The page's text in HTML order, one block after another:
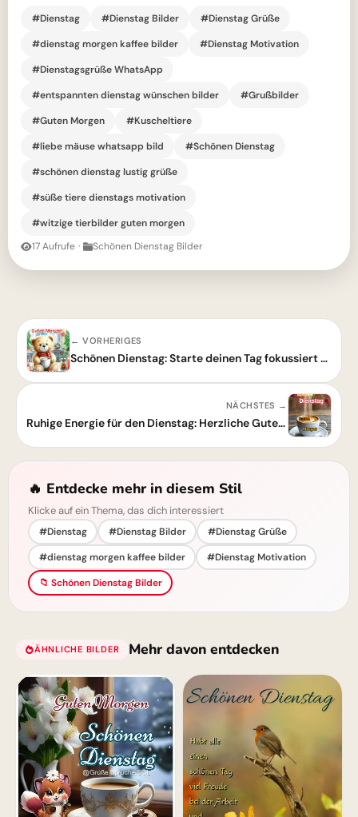
#Dienstag #Dienstag Bilder
#Dienstag Grüße
#dienstag morgen kaffee bilder
#Dienstag Motivation
#Dienstagsgrüße WhatsApp
#entspannten dienstag wünschen bilder
#Grußbilder
#Guten Morgen
#Kuscheltiere
#liebe mäuse whatsapp bild
#Schönen Dienstag
#schönen dienstag lustig grüße
#süße tiere dienstags motivation
#witzige tierbilder guten morgen
17 Aufrufe · Schönen Dienstag Bilder
← VORHERIGES
Schönen Dienstag: Starte deinen Tag fokussiert und voller positiver Energie!
NÄCHSTES →
Ruhige Energie für den Dienstag: Herzliche Guten Morgen Grüße mit Kaffee
🔥 Entdecke mehr in diesem Stil
Klicke auf ein Thema, das dich interessiert
#Dienstag #Dienstag Bilder
#Dienstag Grüße
#dienstag morgen kaffee bilder
#Dienstag Motivation
📁 Schönen Dienstag Bilder
ÄHNLICHE BILDER Mehr davon entdecken